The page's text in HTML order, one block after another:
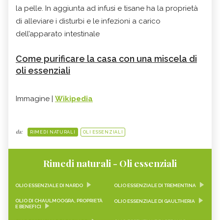
la pelle. In aggiunta ad infusi e tisane ha la proprietà
di alleviare i disturbi e le infezioni a carico
dell’apparato intestinale
Come purificare la casa con una miscela di
oli essenziali
Immagine | Wikipedia
da: RIMEDI NATURALI OLI ESSENZIALI
Rimedi naturali - Oli essenziali
OLIO ESSENZIALE DI NARDO OLIO ESSENZIALE DI TREMENTINA
OLIO DI CHAULMOOGRA, PROPRIETÀ
E BENEFICI
OLIO ESSENZIALE DI GAULTHERIA